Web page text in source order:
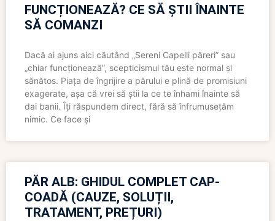
FUNCȚIONEAZĂ? CE SĂ ȘTII ÎNAINTE
SĂ COMANZI
Dacă ai ajuns aici căutând „Sereni Capelli păreri” sau
„chiar funcționează”, scepticismul tău este normal și
sănătos. Piața de îngrijire a părului e plină de promisiuni
exagerate, așa că vrei să știi la ce te înhami înainte să
dai banii. Îți răspundem direct, fără să înfrumusețăm
nimic. Ce face și
PĂR ALB: GHIDUL COMPLET CAP-
COADĂ (CAUZE, SOLUȚII,
TRATAMENT, PREȚURI)